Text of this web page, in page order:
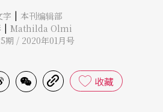
字 | 本刊编辑部
| Mathilda Olmi
期 / 2020年01月号
收藏